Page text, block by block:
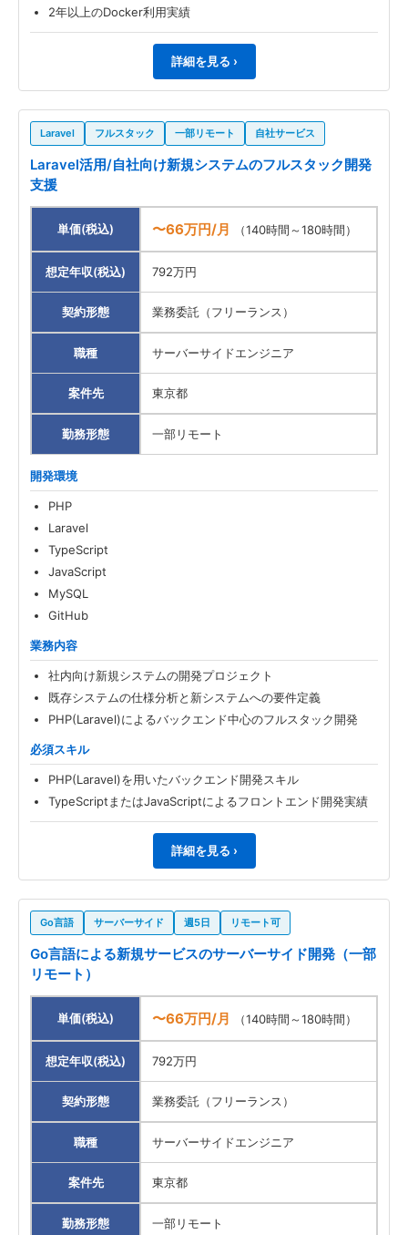
2年以上のDocker利用実績
詳細を見る ›
Laravel フルスタック 一部リモート 自社サービス
Laravel活用/自社向け新規システムのフルスタック開発
支援
単価(税込) 〜66万円/月 （140時間～180時間）
想定年収(税込) 792万円
契約形態 業務委託（フリーランス）
職種 サーバーサイドエンジニア
案件先 東京都
勤務形態 一部リモート
開発環境
PHP
Laravel
TypeScript
JavaScript
MySQL
GitHub
業務内容
社内向け新規システムの開発プロジェクト
既存システムの仕様分析と新システムへの要件定義
PHP(Laravel)によるバックエンド中心のフルスタック開発
必須スキル
PHP(Laravel)を用いたバックエンド開発スキル
TypeScriptまたはJavaScriptによるフロントエンド開発実績
詳細を見る ›
Go言語 サーバーサイド 週5日 リモート可
Go言語による新規サービスのサーバーサイド開発（一部
リモート）
単価(税込) 〜66万円/月 （140時間～180時間）
想定年収(税込) 792万円
契約形態 業務委託（フリーランス）
職種 サーバーサイドエンジニア
案件先 東京都
勤務形態 一部リモート